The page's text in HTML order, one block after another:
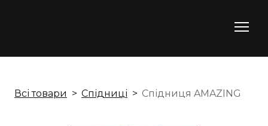
Всі товари Спідниці Спідниця AMAZING